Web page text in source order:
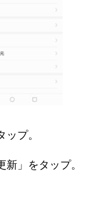
プ。
」をタップ。